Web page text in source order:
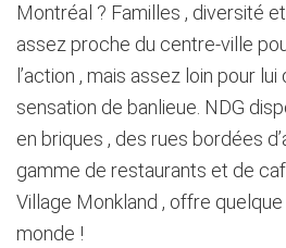
Montréal ? Familles , diversité
assez proche du centre-ville
l’action , mais assez loin pour
sensation de banlieue. NDG
en briques , des rues bordées
gamme de restaurants et de
Village Monkland , offre
monde !